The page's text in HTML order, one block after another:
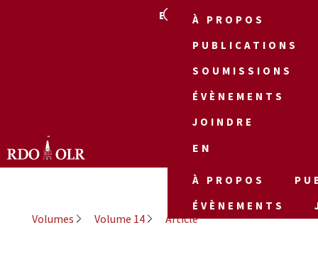
EN
À PROPOS
PUBLICATIONS
SOUMISSIONS
ÉVÈNEMENTS
JOINDRE
EN
À PROPOS
ÉVÈNEMENTS
Volumes Volume 14 Article